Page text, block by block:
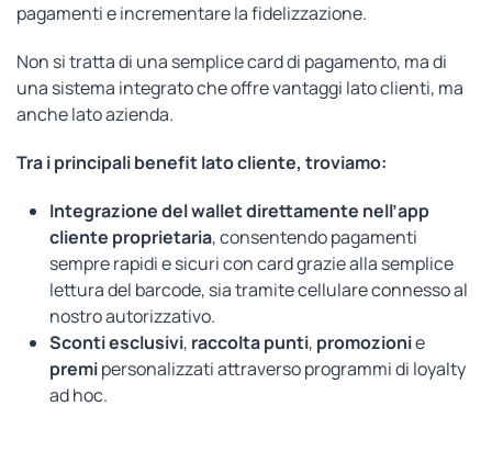
pagamenti e incrementare la fidelizzazione.
Non si tratta di una semplice card di pagamento, ma di
una sistema integrato che offre vantaggi lato clienti, ma
anche lato azienda.
Tra i principali benefit lato cliente, troviamo:
Integrazione del wallet direttamente nell’app
cliente proprietaria, consentendo pagamenti
sempre rapidi e sicuri con card grazie alla semplice
lettura del barcode, sia tramite cellulare connesso al
nostro autorizzativo.
Sconti esclusivi, raccolta punti, promozionie
premipersonalizzati attraverso programmi di loyalty
ad hoc.